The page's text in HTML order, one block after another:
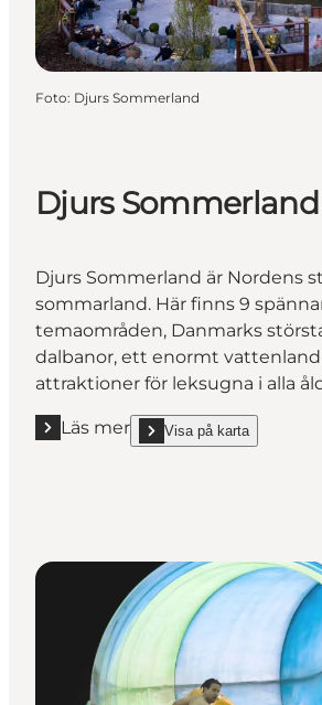
Foto: Djurs Sommerland
Djurs Sommerland
Djurs Sommerland är Nordens
sommarland. Här finns 9
temaområden, Danmarks
dalbanor, ett enormt
attraktioner för leksugna i alla
Läs mer
Läs mer "Djurs Sommerland"
Visa på karta
show Djurs Sommerland